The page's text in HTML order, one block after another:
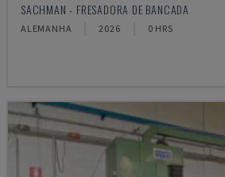
SACHMAN - FRESADORA DE BANCADA
ALEMANHA 2026 0 HRS